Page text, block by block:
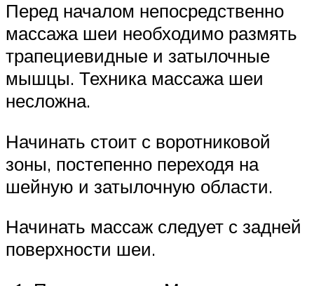
Перед началом непосредственно
массажа шеи необходимо размять
трапециевидные и затылочные
мышцы. Техника массажа шеи
несложна.
Начинать стоит с воротниковой
зоны, постепенно переходя на
шейную и затылочную области.
Начинать массаж следует с задней
поверхности шеи.